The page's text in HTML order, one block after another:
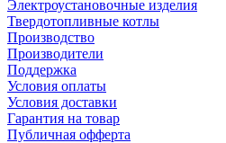
Электроустановочные изделия
Твердотопливные котлы
Производство
Производители
Поддержка
Условия оплаты
Условия доставки
Гарантия на товар
Публичная офферта